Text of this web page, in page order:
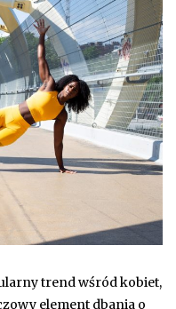
trend wśród kobiet,
element dbania o